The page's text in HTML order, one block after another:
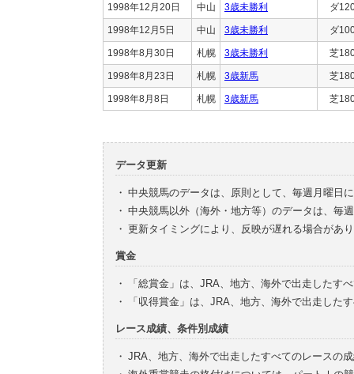
1998年12月20日 中山 3歳未勝利 ダ
1998年12月5日 中山 3歳未勝利 ダ
1998年8月30日 札幌 3歳未勝利 芝
1998年8月23日 札幌 3歳新馬 芝
1998年8月8日 札幌 3歳新馬 芝
データ更新
・ 中央競馬のデータは、原則として、毎週月曜日
・ 中央競馬以外（海外・地方等）のデータは、毎
・ 更新タイミングにより、反映が遅れる場合があ
賞金
・
「総賞金」は、JRA、地方、海外で出走したす
・
「収得賞金」は、JRA、地方、海外で出走した
レース成績、条件別成績
・ JRA、地方、海外で出走したすべてのレースの